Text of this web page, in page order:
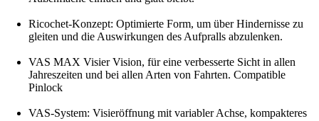
Ricochet-Konzept: Optimierte Form, um über Hindernisse zu
gleiten und die Auswirkungen des Aufpralls abzulenken.
VAS MAX Visier Vision, für eine verbesserte Sicht in allen
Jahreszeiten und bei allen Arten von Fahrten. Compatible
Pinlock
VAS-System: Visieröffnung mit variabler Achse, kompakteres